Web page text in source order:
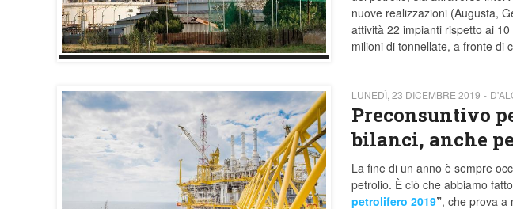
nuove realizzazioni (Augusta,
attività 22 impianti rispetto ai
milioni di tonnellate, a fronte di
LUNEDÌ, 23 DICEMBRE 2019
Preconsuntivo
bilanci, anche
La fine di un anno è sempre
petrolio. È ciò che abbiamo
petrolifero 2019”, che prova a